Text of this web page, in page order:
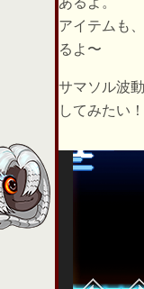
アイテムも
るよ〜
サマソル波
してみたい！